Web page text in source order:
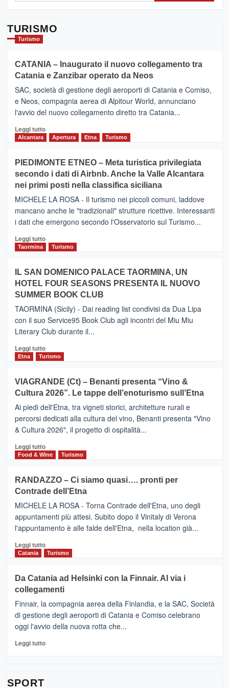
TURISMO
Turismo
CATANIA – Inaugurato il nuovo collegamento tra
Catania e Zanzibar operato da Neos
SAC, società di gestione degli aeroporti di Catania e Comiso,
e Neos, compagnia aerea di Alpitour World, annunciano
l'avvio del nuovo collegamento diretto tra Catania...
Leggi tuttoLeggi
CATANIA
–
Inaugurato
il
nuovo
collegamento
tra
e
Zanzibar
da
Neos
Alcantara Apertura Etna Turismo
PIEDIMONTE ETNEO – Meta turistica privilegiata
secondo i dati di Airbnb. Anche la Valle Alcantara
nei primi posti nella classifica siciliana
MICHELE LA ROSA - Il turismo nei piccoli comuni, laddove
mancano anche le "tradizionali" strutture ricettive. Interessanti
i dati che emergono secondo l'Osservatorio sul Turismo...
Leggi tuttoLeggi
PIEDIMONTE
ETNEO
–
Meta
turistica
privilegiata
secondo
dati
di
Anche
la
Alcantara
nei
primi
nella
classifica
Taormina Turismo
IL SAN DOMENICO PALACE TAORMINA, UN
HOTEL FOUR SEASONS PRESENTA IL NUOVO
SUMMER BOOK CLUB
TAORMINA (Sicily) - Dai reading list condivisi da Dua Lipa
con il suo Service95 Book Club agli incontri del Miu Miu
Literary Club durante il...
Leggi tuttoLeggi
di
IL
SAN
DOMENICO
PALACE
TAORMINA,
UN
HOTEL
FOUR
IL
NUOVO
SUMMER
CLUB
Etna Turismo
VIAGRANDE (Ct) – Benanti presenta “Vino &
Cultura 2026”. Le tappe dell’enoturismo sull’Etna
Ai piedi dell'Etna, tra vigneti storici, architetture rurali e
percorsi dedicati alla cultura del vino, Benanti presenta "Vino
& Cultura 2026", il progetto di ospitalità...
Leggi tuttoLeggi
di
VIAGRANDE
(Ct)
–
Benanti
presenta
“Vino
&
Cultura
tappe
dell’enoturismo
Food & Wine Turismo
RANDAZZO – Ci siamo quasi…. pronti per
Contrade dell’Etna
MICHELE LA ROSA - Torna Contrade dell'Etna, uno degli
appuntamenti più attesi. Subito dopo il Vinitaly di Verona
l'appuntamento è alle falde dell'Etna, nella location già...
Leggi tuttoLeggi
di
RANDAZZO
–
Ci
siamo
quasi….
pronti
per
Catania Turismo
Da Catania ad Helsinki con la Finnair. Al via i
collegamenti
Finnair, la compagnia aerea della Finlandia, e la SAC, Società
di gestione degli aeroporti di Catania e Comiso celebrano
oggi l'avvio della nuova rotta che...
Leggi tuttoLeggi
SPORT